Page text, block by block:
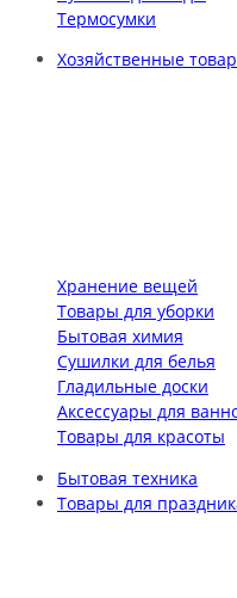
Термосумки
Хозяйственные
Хранение вещей
Товары для уборки
Бытовая химия
Сушилки для белья
Гладильные доски
Аксессуары для
Товары для красоты
Бытовая техника
Товары для